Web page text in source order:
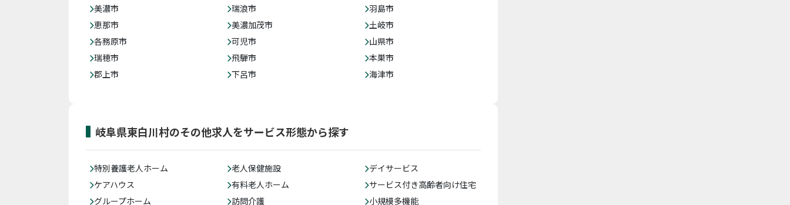
美濃市
瑞浪市
羽島市
恵那市
美濃加茂市
土岐市
各務原市
可児市
山県市
瑞穂市
飛騨市
本巣市
郡上市
下呂市 海津市
岐阜県東白川村のその他求人をサービス形態から探す
特別養護老人ホーム 老人保健施設
デイサービス
ケアハウス
有料老人ホーム
サービス付き高齢者向け住宅
グループホーム
訪問介護
小規模多機能